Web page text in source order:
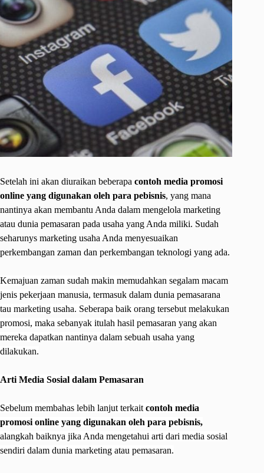
Setelah ini akan diuraikan beberapa contoh media promosi
online yang digunakan oleh para pebisnis, yang mana
nantinya akan membantu Anda dalam mengelola marketing
atau dunia pemasaran pada usaha yang Anda miliki. Sudah
seharunys marketing usaha Anda menyesuaikan
perkembangan zaman dan perkembangan teknologi yang ada.
Kemajuan zaman sudah makin memudahkan segalam macam
jenis pekerjaan manusia, termasuk dalam dunia pemasarana
tau marketing usaha. Seberapa baik orang tersebut melakukan
promosi, maka sebanyak itulah hasil pemasaran yang akan
mereka dapatkan nantinya dalam sebuah usaha yang
dilakukan.
Arti Media Sosial dalam Pemasaran
Sebelum membahas lebih lanjut terkait contoh media
promosi online yang digunakan oleh para pebisnis,
alangkah baiknya jika Anda mengetahui arti dari media sosial
sendiri dalam dunia marketing atau pemasaran.